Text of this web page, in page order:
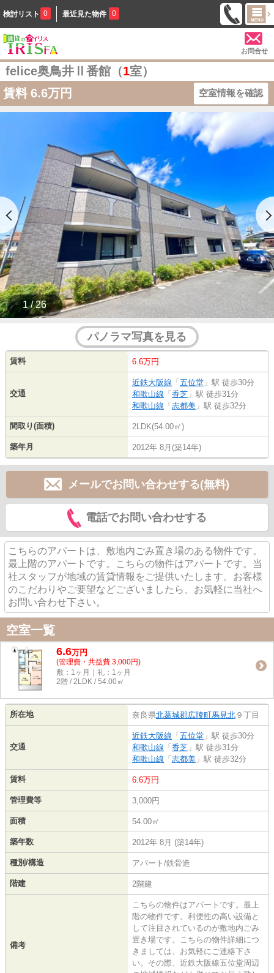
検討リスト 0 最近見た物件 0
お問合せ
felice奥鳥井Ⅱ番館（1室）
賃料 6.6万円 空室情報を確認
1 / 26
パノラマ写真を見る
賃料 6.6万円
交通
近鉄大阪線 「 五位堂 」駅 徒歩30分
和歌山線 「 香芝 」駅 徒歩31分
和歌山線 「 志都美 」駅 徒歩32分
間取り(面積) 2LDK(54.00㎡)
築年月 2012年 8月(築14年)
メールでお問い合わせする(無料)
電話でお問い合わせする
こちらのアパートは、敷地内ごみ置き場のある物件です。
最上階のアパートです。こちらの物件はアパートです。当
社スタッフが地域の賃貸情報をご提供いたします。お客様
のこだわりやご要望などございましたら、お気軽に当社へ
お問い合わせ下さい。
空室一覧
6.6万円
(管理費・共益費 3,000円)
敷：1ヶ月｜礼：1ヶ月
2階 / 2LDK / 54.00㎡
所在地 奈良県北葛城郡広陵町馬見北 ９丁目
交通
近鉄大阪線 「 五位堂 」駅 徒歩30分
和歌山線 「 香芝 」駅 徒歩31分
和歌山線 「 志都美 」駅 徒歩32分
賃料 6.6万円
管理費等 3,000円
面積 54.00㎡
築年数 2012年 8月 (築14年)
種別/構造 アパート/鉄骨造
階建 2階建
備考
こちらの物件はアパートです。最上
階の物件です。利便性の高い設備と
して注目されているのが敷地内ごみ
置き場です。こちらの物件詳細につ
きましては、お気軽にご連絡下さ
い。その際、近鉄大阪線五位堂周辺